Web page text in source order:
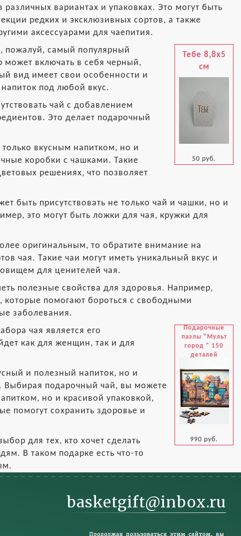
вариантах и упаковках. Это могут быть
редких и эксклюзивных сортов, а также
аксессуарами для чаепития.
Тебе 8,8x5
см
50 руб.
пожалуй, самый популярный
может включать в себя черный,
вид имеет свои особенности и
под любой вкус.
чай с добавлением
Это делает подарочный
вкусным напитком, но и
коробки с чашками. Такие
решениях, что позволяет
быть присутствовать не только чай и чашки, но и
это могут быть ложки для чая, кружки для
оригинальным, то обратите внимание на
чая. Такие чаи могут иметь уникальный вкус и
для ценителей чая.
полезные свойства для здоровья. Например,
помогают бороться с свободными
заболевания.
Подарочные
пазлы "Мульт
город " 150
деталей
990 руб.
чая является его
как для женщин, так и для
и полезный напиток, но и
Выбирая подарочный чай, вы можете
но и красивой упаковкой,
помогут сохранить здоровье и
для тех, кто хочет сделать
В таком подарке есть что-то
basketgift@inbox.ru